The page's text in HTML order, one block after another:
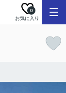
お気に入り
0